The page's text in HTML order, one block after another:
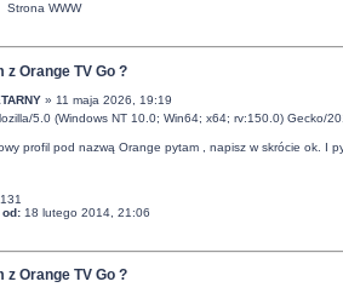
Strona WWW
z Orange TV Go ?
» 11 maja 2026, 19:19
5.0 (Windows NT 10.0; Win64; x64; rv:150.0) Gecko/
profil pod nazwą Orange pytam , napisz w skrócie ok. I
od:18 lutego 2014, 21:06
z Orange TV Go ?